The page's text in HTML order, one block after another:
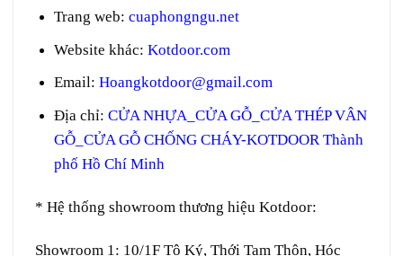
Trang web: cuaphongngu.net
Website khác: Kotdoor.com
Email: Hoangkotdoor@gmail.com
Địa chỉ: CỬA NHỰA_CỬA GỖ_CỬA THÉP VÂN
GỖ_CỬA GỖ CHỐNG CHÁY-KOTDOOR Thành
phố Hồ Chí Minh
* Hệ thống showroom thương hiệu Kotdoor:
Showroom 1: 10/1F Tô Ký, Thới Tam Thôn, Hóc